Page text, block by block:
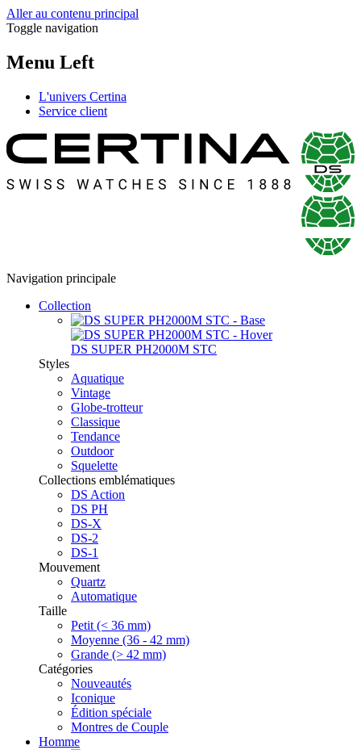
Aller au contenu principal
Toggle navigation
Menu Left
L'univers Certina
Service client
Navigation principale
Collection
DS SUPER PH2000M STC
Styles
Aquatique
Vintage
Globe-trotteur
Classique
Tendance
Outdoor
Squelette
Collections emblématiques
DS Action
DS PH
DS-X
DS-2
DS-1
Mouvement
Quartz
Automatique
Taille
Petit (< 36 mm)
Moyenne (36 - 42 mm)
Grande (> 42 mm)
Catégories
Nouveautés
Iconique
Édition spéciale
Montres de Couple
Homme